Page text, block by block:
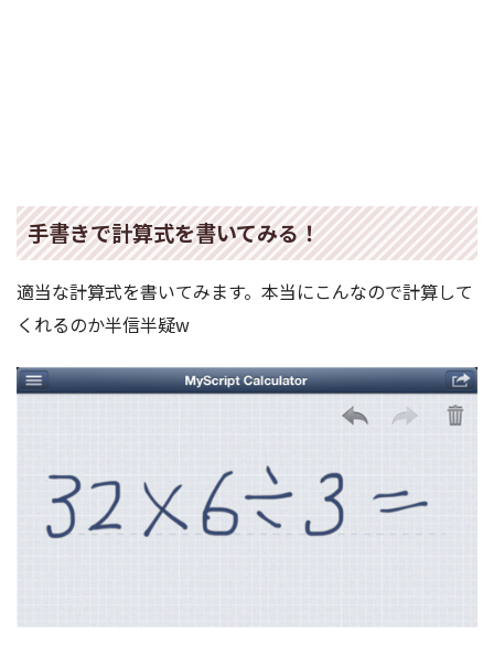
手書きで計算式を書いてみる！
適当な計算式を書いてみます。本当にこんなので計算して
くれるのか半信半疑w